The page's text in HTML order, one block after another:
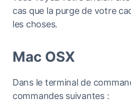
cas que la purge de votre
les choses.
Mac OSX
Dans le terminal de
commandes suivantes :